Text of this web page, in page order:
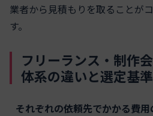
業者から見積もりを取ることが
す。
フリーランス・制作
体系の違いと選定基準
それぞれの依頼先でかかる費